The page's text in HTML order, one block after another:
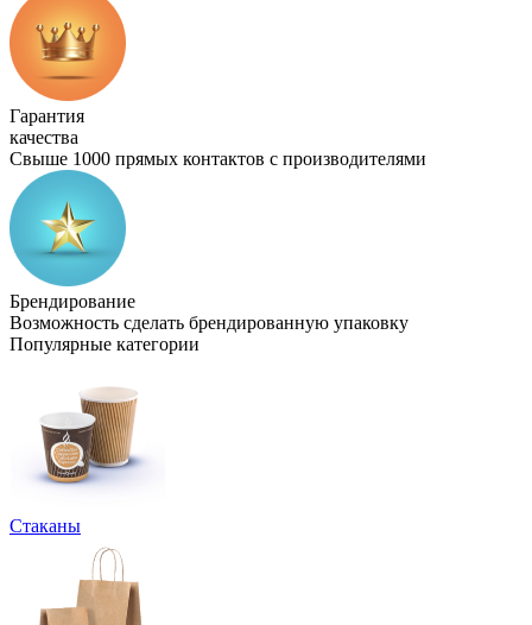
Гарантия
качества
Свыше 1000 прямых контактов с производителями
Брендирование
Возможность сделать брендированную упаковку
Популярные категории
Стаканы